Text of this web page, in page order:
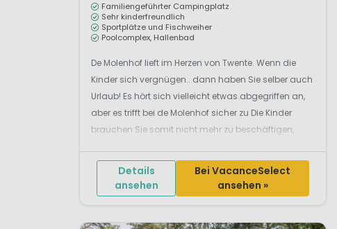
Familiengeführter Campingplatz
Sehr kinderfreundlich
Sportplätze und Fischweiher
Poolcomplex, Hallenbad
De Molenhof lieft im Herzen von Twente. Wenn die
Kinder sich vergnügen.. dann haben Sie selber auch
Urlaub! Es hört sich vielleicht etwas abgegriffen an,
aber es trifft bei de Molenhof sicher zu Die Kinder
brauchen Sie somit nicht mehr zu beschäftigen,
können in einem der 34 Spi...
Details
ansehen
Bei VacanceSelect
ansehen »